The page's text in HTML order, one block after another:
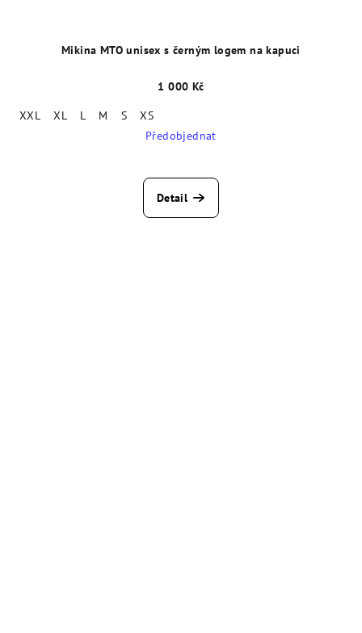
Mikina MTO unisex s černým logem na kapuci
1 000 Kč
XXL
XL L M S
XS
Předobjednat
Detail